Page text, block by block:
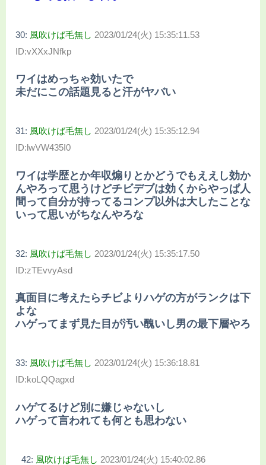
30: 風吹けば毛無し 2023/01/24(火) 15:35:11.53
ID:vXXxJNfkp
ワイはめっちゃ効いたで
未だにこの話題見ると汗がヤバい
31: 風吹けば毛無し 2023/01/24(火) 15:35:12.94
ID:lwVW435I0
ワイは学歴とか年収煽りとかどうでもええし効か
んやろって思うけどチビデブは効くからやっぱ人
間って自分が持ってるコンプ以外は大したことな
いって思いがちなんやろな
32: 風吹けば毛無し 2023/01/24(火) 15:35:17.50
ID:zTEvvyAsd
真面目に考えたらチビよりハゲの方がランクは下
よな
ハゲってまず見た目が汚い醜いし男の最下層やろ
33: 風吹けば毛無し 2023/01/24(火) 15:36:18.81
ID:koLQQagxd
ハゲてるけど別に嫌じゃないし
ハゲって言われても何とも思わない
42: 風吹けば毛無し 2023/01/24(火) 15:40:02.86